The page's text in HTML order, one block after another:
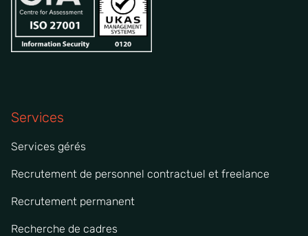
Services
Services gérés
Recrutement de personnel contractuel et freelance
Recrutement permanent
Recherche de cadres